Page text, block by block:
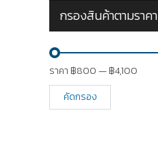
กรองสินค้าตามราคา
คัดกรอง
ราคา฿800—฿4,100